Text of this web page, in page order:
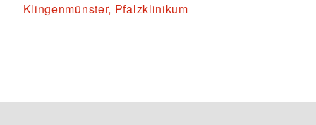
Klingenmünster, Pfalzklinikum